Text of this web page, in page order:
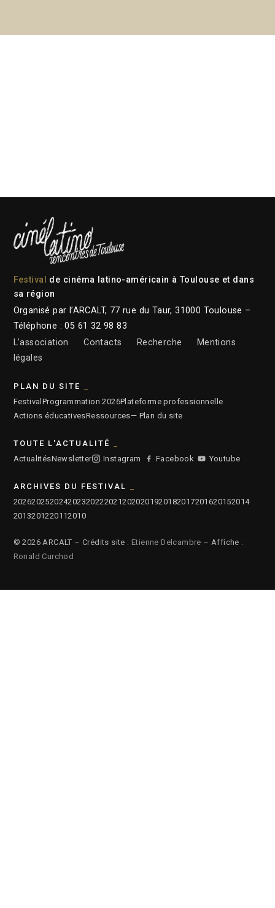
Festival de cinéma latino-américain à Toulouse et dans
sa région
Organisé par l’ARCALT, 77 rue du Taur, 31000 Toulouse –
Téléphone : 05 61 32 98 83
L’association
Contacts Recherche
Mentions
légales
PLAN DU SITE
Festival Programmation 2026Plateforme professionnelle
Actions éducativesRessources— Plan du site
TOUTE L'ACTUALITÉ
ActualitésNewsletter Instagram Facebook Youtube
ARCHIVES DU FESTIVAL
2026202520242023202220212020201920182017201620152014
2013201220112010
© 2026 ARCALT – Crédits site : Etienne Delcambre – Affiche :
Ronald Curchod